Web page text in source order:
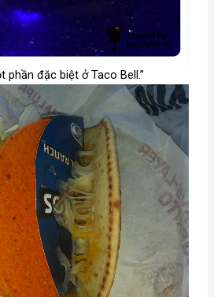
phần đặc biệt ở Taco Bell.”